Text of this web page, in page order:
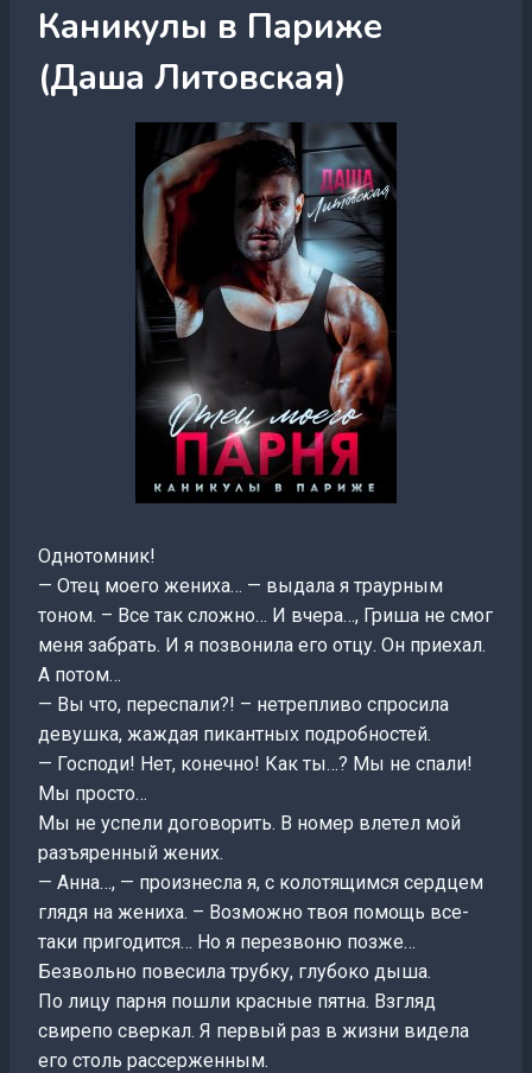
Каникулы в Париже
(Даша Литовская)
Однотомник!
— Отец моего жениха… — выдала я траурным
тоном. – Все так сложно… И вчера…, Гриша не смог
меня забрать. И я позвонила его отцу. Он приехал.
А потом…
— Вы что, переспали?! – нетрепливо спросила
девушка, жаждая пикантных подробностей.
— Господи! Нет, конечно! Как ты…? Мы не спали!
Мы просто…
Мы не успели договорить. В номер влетел мой
разъяренный жених.
— Анна…, — произнесла я, с колотящимся сердцем
глядя на жениха. – Возможно твоя помощь все-
таки пригодится… Но я перезвоню позже…
Безвольно повесила трубку, глубоко дыша.
По лицу парня пошли красные пятна. Взгляд
свирепо сверкал. Я первый раз в жизни видела
его столь рассерженным.